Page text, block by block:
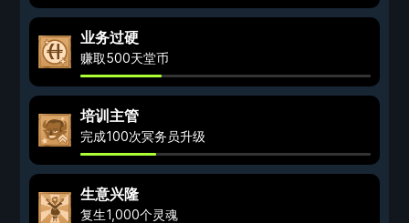
业务过硬
赚取500天堂币
培训主管
完成100次冥务员升级
生意兴隆
复生1,000个灵魂